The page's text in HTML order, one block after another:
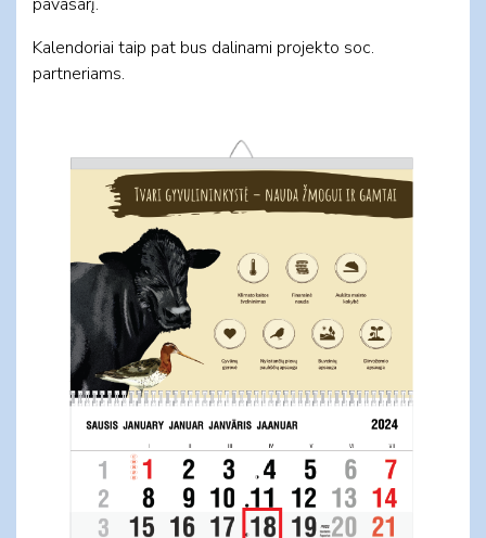
Kalendoriai taip pat bus dalinami projekto soc.
partneriams.